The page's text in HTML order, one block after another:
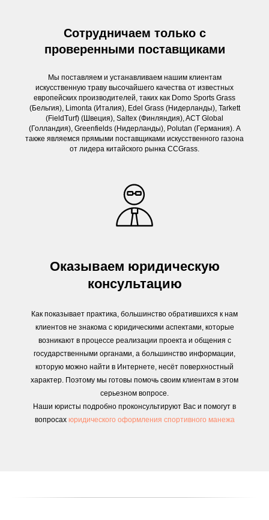
Сотрудничаем только с
проверенными поставщиками
Мы поставляем и устанавливаем нашим клиентам
искусственную траву высочайшего качества от известных
европейских производителей, таких как Domo Sports Grass
(Бельгия), Limonta (Италия), Edel Grass (Нидерланды), Tarkett
(FieldTurf) (Швеция), Saltex (Финляндия), ACT Global
(Голландия), Greenfields (Нидерланды), Polutan (Германия). А
также являемся прямыми поставщиками искусственного газона
от лидера китайского рынка CCGrass.
Оказываем юридическую
консультацию
Как показывает практика, большинство обратившихся к нам
клиентов не знакома с юридическими аспектами, которые
возникают в процессе реализации проекта и общения с
государственными органами, а большинство информации,
которую можно найти в Интернете, несёт поверхностный
характер. Поэтому мы готовы помочь своим клиентам в этом
серьезном вопросе.
Наши юристы подробно проконсультируют Вас и помогут в
вопросах юридического оформления спортивного манежа